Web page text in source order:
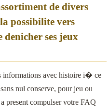
de divers
possibilite vers
ses jeux
informations avec histoire i� ce
nul conserve, pour jeu ou
present compulser votre FAQ